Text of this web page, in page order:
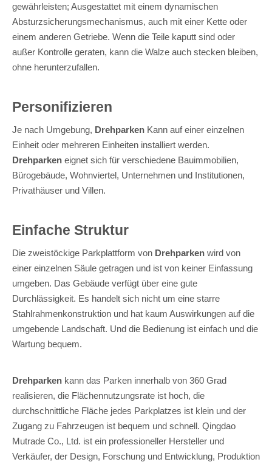
gewährleisten; Ausgestattet mit einem dynamischen
Absturzsicherungsmechanismus, auch mit einer Kette oder
einem anderen Getriebe. Wenn die Teile kaputt sind oder
außer Kontrolle geraten, kann die Walze auch stecken bleiben,
ohne herunterzufallen.
Personifizieren
Je nach Umgebung, Drehparken Kann auf einer einzelnen
Einheit oder mehreren Einheiten installiert werden.
Drehparken eignet sich für verschiedene Bauimmobilien,
Bürogebäude, Wohnviertel, Unternehmen und Institutionen,
Privathäuser und Villen.
Einfache Struktur
Die zweistöckige Parkplattform von Drehparken wird von
einer einzelnen Säule getragen und ist von keiner Einfassung
umgeben. Das Gebäude verfügt über eine gute
Durchlässigkeit. Es handelt sich nicht um eine starre
Stahlrahmenkonstruktion und hat kaum Auswirkungen auf die
umgebende Landschaft. Und die Bedienung ist einfach und die
Wartung bequem.
Drehparken kann das Parken innerhalb von 360 Grad
realisieren, die Flächennutzungsrate ist hoch, die
durchschnittliche Fläche jedes Parkplatzes ist klein und der
Zugang zu Fahrzeugen ist bequem und schnell. Qingdao
Mutrade Co., Ltd. ist ein professioneller Hersteller und
Verkäufer, der Design, Forschung und Entwicklung, Produktion